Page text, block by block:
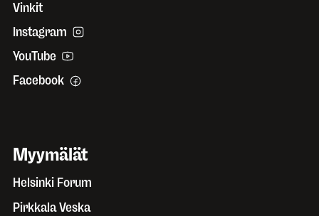
Vinkit
Instagram
YouTube
Facebook
Myymälät
Helsinki Forum
Pirkkala Veska